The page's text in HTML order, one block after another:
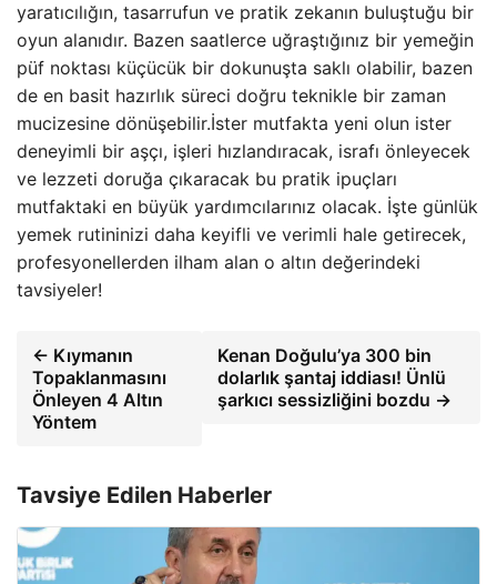
yaratıcılığın, tasarrufun ve pratik zekanın buluştuğu bir
oyun alanıdır. Bazen saatlerce uğraştığınız bir yemeğin
püf noktası küçücük bir dokunuşta saklı olabilir, bazen
de en basit hazırlık süreci doğru teknikle bir zaman
mucizesine dönüşebilir.İster mutfakta yeni olun ister
deneyimli bir aşçı, işleri hızlandıracak, israfı önleyecek
ve lezzeti doruğa çıkaracak bu pratik ipuçları
mutfaktaki en büyük yardımcılarınız olacak. İşte günlük
yemek rutininizi daha keyifli ve verimli hale getirecek,
profesyonellerden ilham alan o altın değerindeki
tavsiyeler!
← Kıymanın
Topaklanmasını
Önleyen 4 Altın
Yöntem
Kenan Doğulu’ya 300 bin
dolarlık şantaj iddiası! Ünlü
şarkıcı sessizliğini bozdu →
Tavsiye Edilen Haberler